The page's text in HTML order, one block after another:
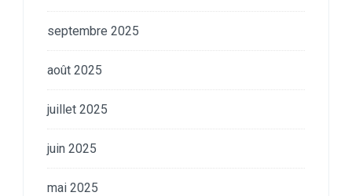
septembre 2025
août 2025
juillet 2025
juin 2025
mai 2025